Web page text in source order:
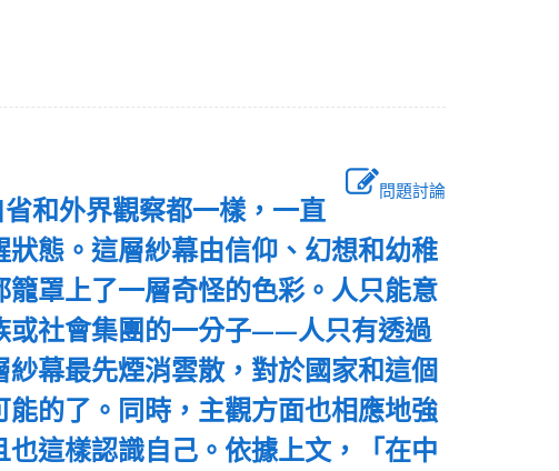
問題討論
和外界觀察都一樣，一直
態。這層紗幕由信仰、幻想和幼稚
罩上了一層奇怪的色彩。人只能意
或社會集團的一分子——人只有透過
幕最先煙消雲散，對於國家和這個
的了。同時，主觀方面也相應地強
這樣認識自己。依據上文，「在中